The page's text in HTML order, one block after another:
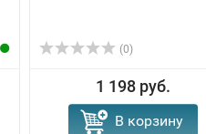
(0)
1 198 руб.
В корзину